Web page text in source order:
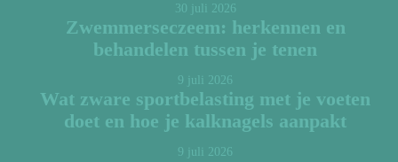
30 juli 2026
Zwemmerseczeem: herkennen en
behandelen tussen je tenen
9 juli 2026
Wat zware sportbelasting met je voeten
doet en hoe je kalknagels aanpakt
9 juli 2026